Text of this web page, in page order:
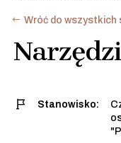
Wróć do wszystkich
Stanowisko: